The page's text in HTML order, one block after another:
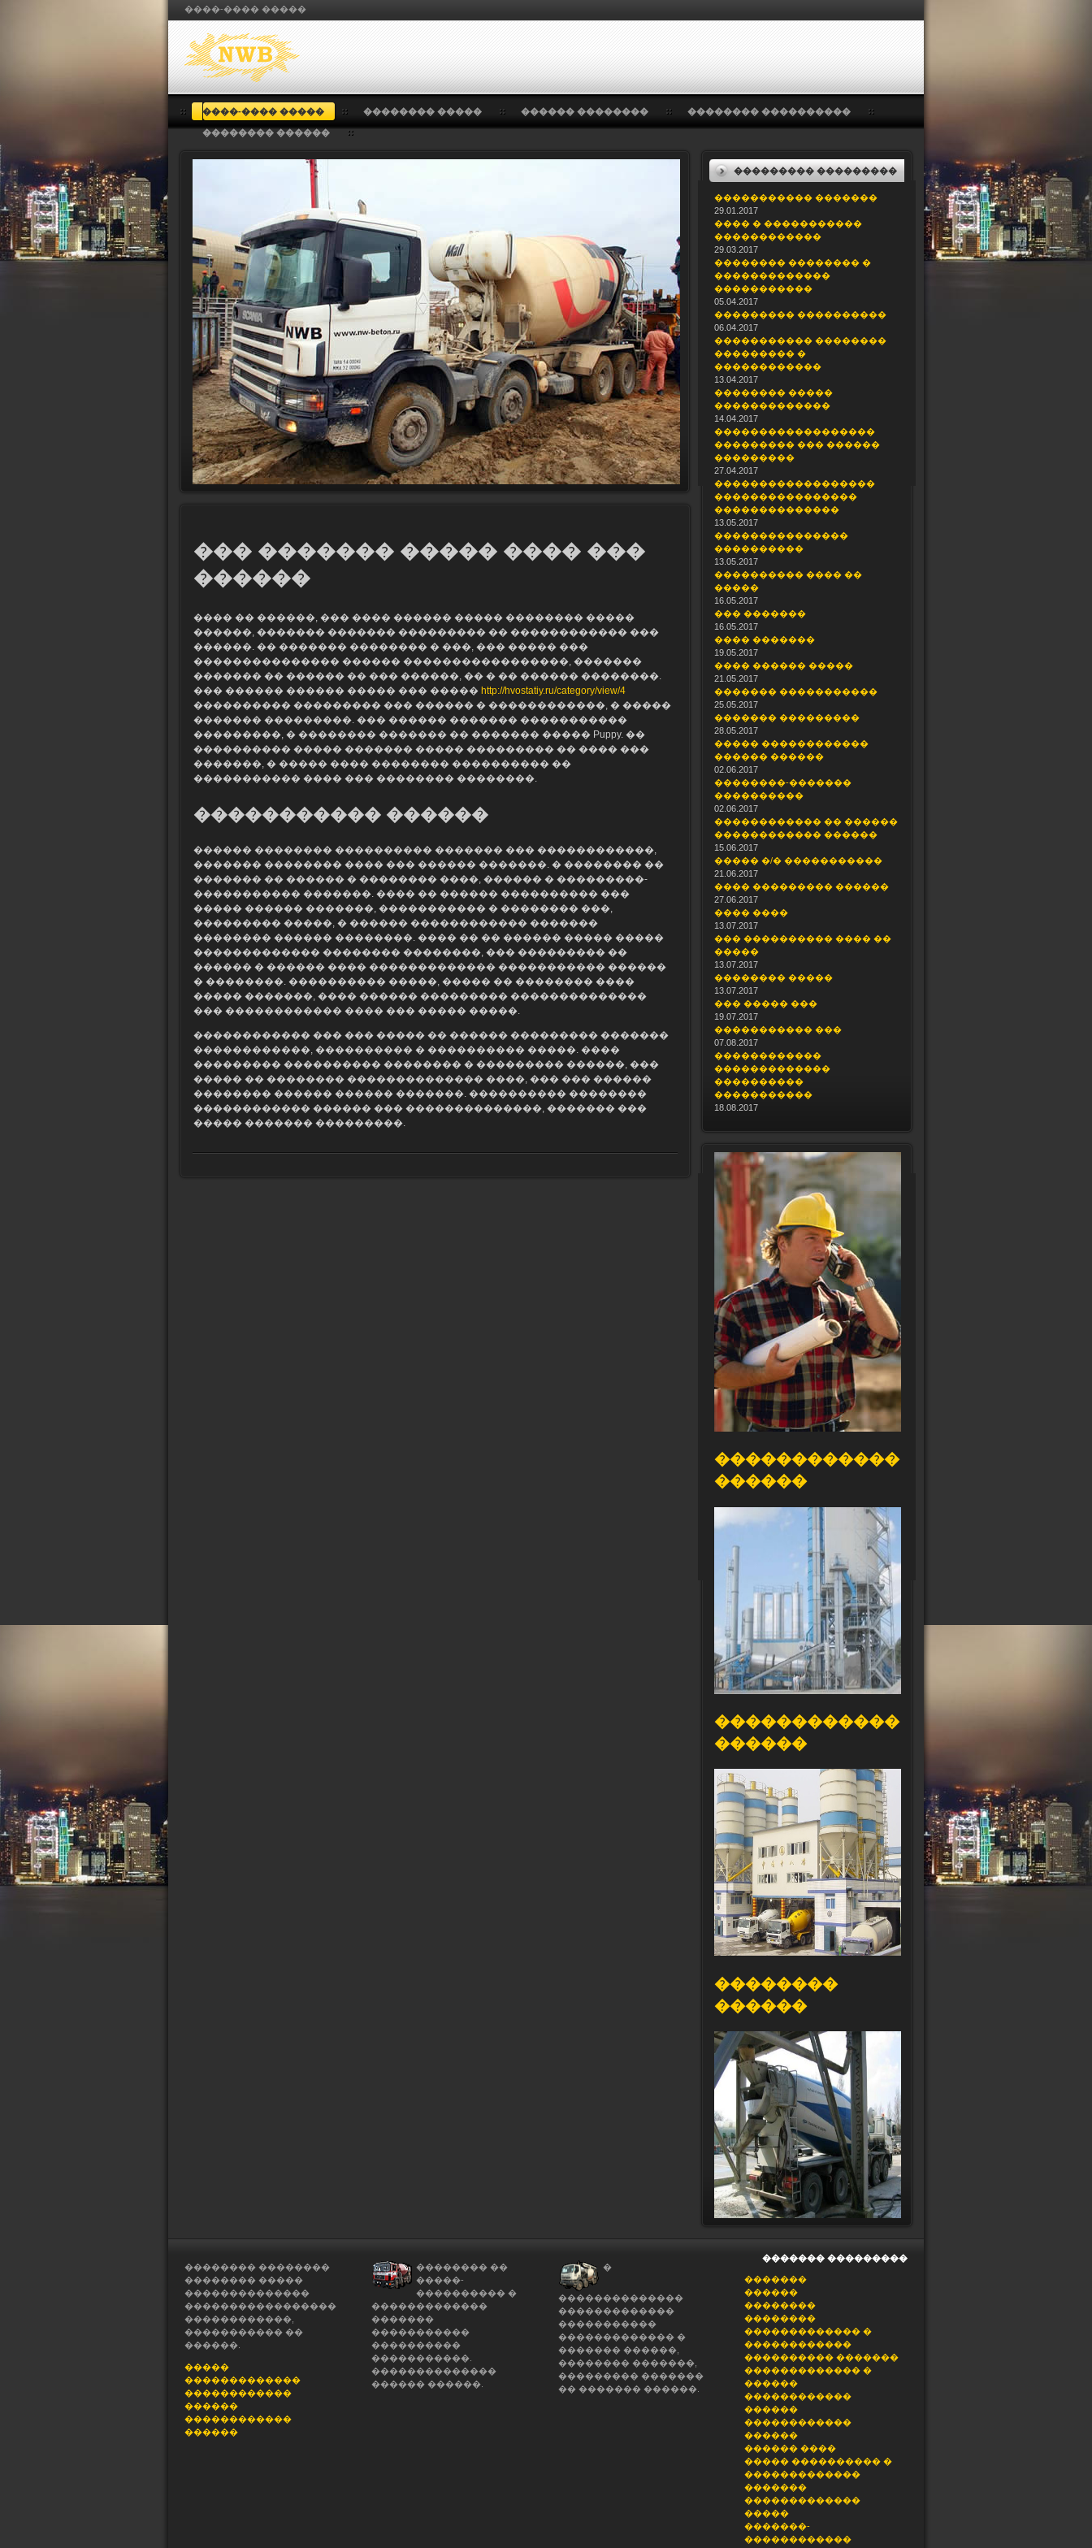
����-���� �����
����-���� ����� �������� ����� ������ �������� �������� ����������
�������� ������
��� ������� ����� ���� ���
������
���� �� ������, ��� ���� ������ ����� �������� �����
������, ������� ������� ��������� �� ������������ ���
������. �� ������� �������� � ���, ��� ����� ���
��������������� ������ �����������������, �������
������� �� ������ �� ��� ������, �� � �� ������ ��������.
��� ������ ������ ����� ��� ����� http://hvostatiy.ru/category/view/4
���������� ��������� ��� ������ � ������������, � �����
������� ���������. ��� ������ ������� �����������
���������, � �������� ������� �� ������� ����� Puppy. ��
���������� ����� ������� ����� ��������� �� ���� ���
�������, � ����� ���� �������� ���������� ��
����������� ���� ��� �������� ��������.
����������� ������
������ �������� ���������� ������� ��� ������������,
������� �������� ���� ��� ������ �������. � �������� ��
������� �� ������ � �������� ����, ������ � ���������-
����������� �������. ���� �� ������ ���������� ���
����� ������ �������, ����������� � �������� ���,
��������� �����, � ������ ������������ �������
�������� ������ ��������. ���� �� �� ������ ����� �����
������������� �������� ��������, ��� ��������� ��
������ � ������ ���� ������������� ����������� ������
� ��������. ���������� �����, ����� �� �������� ����
����� �������, ���� ������ ��������� ��������������
��� ������������ ���� ��� ����� �����.
������������ ��� ��� ����� �� ������ ��������� �������
������������, ���������� � ���������� �����. ����
��������� ���������� �������� � ��������� ������, ���
����� �� �������� �������������� ����, ��� ��� ������
�������� ������ ������ �������. ���������� ��������
������������ ������ ��� ��������������, ������� ���
����� ������� ���������.
��������� ���������
����������� �������
29.01.2017
���� � �����������
������������
29.03.2017
�������� �������� �
�������������
�����������
05.04.2017
��������� ����������
06.04.2017
����������� ��������
��������� �
������������
13.04.2017
�������� �����
�������������
14.04.2017
������������������
��������� ��� ������
���������
27.04.2017
������������������
����������������
��������������
13.05.2017
���������������
����������
13.05.2017
���������� ���� ��
�����
16.05.2017
��� �������
16.05.2017
���� �������
19.05.2017
���� ������ �����
21.05.2017
������� �����������
25.05.2017
������� ���������
28.05.2017
����� ������������
������ ������
02.06.2017
��������-�������
����������
02.06.2017
������������ �� ������
������������ ������
15.06.2017
����� �/� �����������
21.06.2017
���� ��������� ������
27.06.2017
���� ����
13.07.2017
��� ���������� ���� ��
�����
13.07.2017
�������� �����
13.07.2017
��� ����� ���
19.07.2017
����������� ���
07.08.2017
������������
�������������
����������
�����������
18.08.2017
������������
������
������������
������
��������
������
�������� ��������
�������� �����
��������������
�����������������
������������,
����������� ��
������.
�����
�������������
������������
������
������������
������
�������� ��
�����-
���������� �
�������������
�������
�����������
����������
�����������.
��������������
������ ������.
�
��������������
�������������
�����������
������������� �
������� ������,
�������� �������,
��������� �������
�� ������� ������.
������� ���������
�������
������
��������
��������
������������� �
������������
���������� �������
������������� �
������
������������
������
������������
������
������ ����
����� ���������� �
�������������
�������
�������������
�����
�������-
������������